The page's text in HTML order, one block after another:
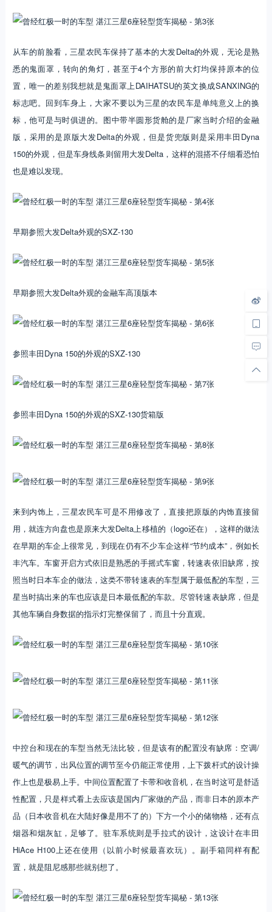
从车的前脸看，三星农民车保持了基本的大发Delta的外观，无论是熟
悉的鬼面罩，转向的角灯，甚至于4个方形的前大灯均保持原本的位
置，唯一的差别我想就是鬼面罩上DAIHATSU的英文换成SANXING的
标志吧。回到车身上，大家不要以为三星的农民车是单纯意义上的换
标，他可是与时俱进的。图中带半圆形货舱的是厂家当时介绍的金融
版，采用的是原版大发Delta的外观，但是货兜版则是采用丰田Dyna
150的外观，但是车身线条则留用大发Delta，这样的混搭不仔细看恐怕
也是难以发现。
早期参照大发Delta外观的SXZ-130
早期参照大发Delta外观的金融车高顶版本
参照丰田Dyna 150的外观的SXZ-130
参照丰田Dyna 150的外观的SXZ-130货箱版
来到内饰上，三星农民车可是不用修改了，直接把原版的内饰直接留
用，就连方向盘也是原来大发Delta上移植的（logo还在），这样的做法
在早期的车企上很常见，到现在仍有不少车企这样“节约成本”，例如长
丰汽车。车窗开启方式依旧是熟悉的手摇式车窗，转速表依旧缺席，按
照当时日本车企的做法，这类不带转速表的车型属于最低配的车型，三
星当时搞出来的车也应该是日本最低配的车款。尽管转速表缺席，但是
其他车辆自身数据的指示灯完整保留了，而且十分直观。
中控台和现在的车型当然无法比较，但是该有的配置没有缺席：空调/
暖气的调节，出风位置的调节至今仍能正常使用，上下拨杆式的设计操
作上也是极易上手。中间位置配置了卡带和收音机，在当时这可是舒适
性配置，只是样式看上去应该是国内厂家做的产品，而非日本的原本产
品（日本收音机在大陆好像是用不了的）下方一个小的储物格，还有点
烟器和烟灰缸，足够了。驻车系统则是手拉式的设计，这设计在丰田
HiAce H100上还在使用（以前小时候最喜欢玩）。副手箱同样有配
置，就是阻尼感那些就别想了。